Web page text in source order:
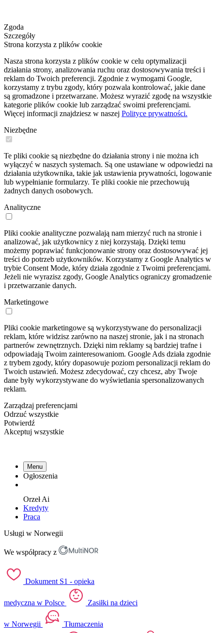
Zgoda
Szczegóły
Strona korzysta z plików cookie
Nasza strona korzysta z plików cookie w celu optymalizacji
działania strony, analizowania ruchu oraz dostosowywania treści i
reklam do Twoich preferencji. Zgodnie z wymogami Google,
korzystamy z trybu zgody, który pozwala kontrolować, jakie dane
są gromadzone i przetwarzane. Możesz wyrazić zgodę na wszystkie
kategorie plików cookie lub zarządzać swoimi preferencjami.
Więcej informacji znajdziesz w naszej Polityce prywatności.
Niezbędne
Te pliki cookie są niezbędne do działania strony i nie można ich
wyłączyć w naszych systemach. Są one ustawiane w odpowiedzi na
działania użytkownika, takie jak ustawienia prywatności, logowanie
lub wypełnianie formularzy. Te pliki cookie nie przechowują
żadnych danych osobowych.
Analityczne
Pliki cookie analityczne pozwalają nam mierzyć ruch na stronie i
analizować, jak użytkownicy z niej korzystają. Dzięki temu
możemy poprawiać funkcjonowanie strony oraz dostosowywać jej
treści do potrzeb użytkowników. Korzystamy z Google Analytics w
trybie Consent Mode, który działa zgodnie z Twoimi preferencjami.
Jeżeli nie wyrazisz zgody, Google Analytics ograniczy gromadzenie
i przetwarzanie danych.
Marketingowe
Pliki cookie marketingowe są wykorzystywane do personalizacji
reklam, które widzisz zarówno na naszej stronie, jak i na stronach
partnerów zewnętrznych. Dzięki nim reklamy są bardziej trafne i
odpowiadają Twoim zainteresowaniom. Google Ads działa zgodnie
z trybem zgody, który dopasowuje poziom personalizacji reklam do
Twoich ustawień. Możesz zdecydować, czy chcesz, aby Twoje
dane były wykorzystywane do wyświetlania spersonalizowanych
reklam.
Zarządzaj preferencjami
Odrzuć wszystkie
Potwierdź
Akceptuj wszystkie
Menu
Ogłoszenia
OrzełAi
Kredyty
Praca
Usługi w Norwegii
We współpracy z
Dokument S1 - opieka
medyczna w Polsce Zasiłki na dzieci
w Norwegii Tłumaczenia